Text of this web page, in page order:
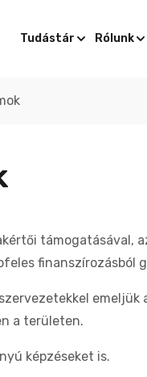
Tudástár Rólunk
a területen.
képzéseket is.